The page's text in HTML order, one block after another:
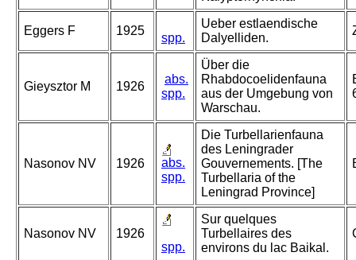
Eggers F 1925
spp.
Ueber estlaendische
Dalyelliden.
Gieysztor M 1926
abs.
spp.
Über die
Rhabdocoelidenfauna
aus der Umgebung von
Warschau.
Nasonov NV 1926
abs.
spp.
Die Turbellarienfauna
des Leningrader
Gouvernements. [The
Turbellaria of the
Leningrad Province]
Nasonov NV
1926
spp.
Sur quelques
Turbellaires des
environs du lac Baikal.